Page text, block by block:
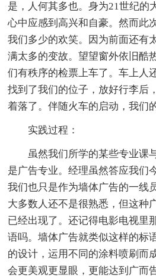
是，人何其多也。身为21世纪的
心中应感到高兴和自豪。然而此
我们多少的欢笑。因为前面还有
满太多的变故。望望窗外依旧酷
们有秩序的检票上车了。车上人
找到了我们的位子，放好行李后
着落了。伴随火车的启动，我们
实践过程：
虽然我们所学的某些专业课
是广告专业。经理虽然答应我们
我们也只是作为墙体广告的一线
大多数人还不是很熟悉，但这种
已经出现了。还记得电影电视里
语吗。墙体广告就类似这样的标
的设计，运用不同的涂料喷刷而
会更美观更显眼，更能达到广而